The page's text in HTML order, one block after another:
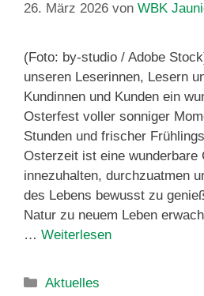
26. März 2026 von WBK
(Foto: by-studio / Adobe
unseren Leserinnen, Lesern
Kundinnen und Kunden ein
Osterfest voller sonniger
Stunden und frischer
Osterzeit ist eine wunderbare
innezuhalten, durchzuatmen
des Lebens bewusst zu
Natur zu neuem Leben
… Weiterlesen
Aktuelles